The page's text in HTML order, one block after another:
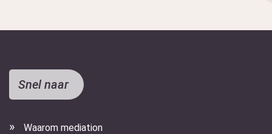
Snel naar
Waarom mediation